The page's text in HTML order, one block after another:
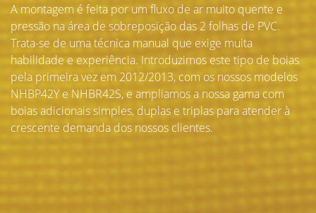
A montagem é feita por um fluxo de ar muito quente e
pressão na área de sobreposição das 2 folhas de PVC.
Trata-se de uma técnica manual que exige muita
habilidade e experiência. Introduzimos este tipo de boias
pela primeira vez em 2012/2013, com os nossos modelos
NHBP42Y e NHBR42S, e ampliamos a nossa gama com
boias adicionais simples, duplas e triplas para atender à
crescente demanda dos nossos clientes.